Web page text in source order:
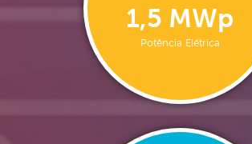
1,5 MWp
Potência Elétrica